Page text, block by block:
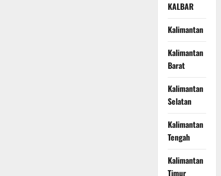
KALBAR
Kalimantan
Kalimantan
Barat
Kalimantan
Selatan
Kalimantan
Tengah
Kalimantan
Timur